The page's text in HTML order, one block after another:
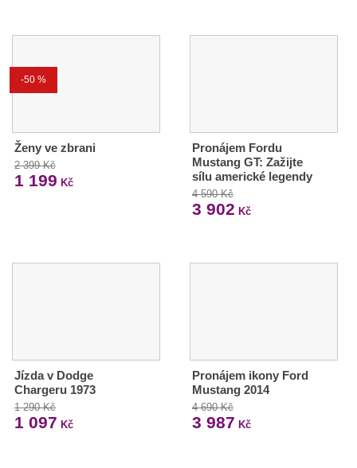
-50 %
Ženy ve zbrani
2 399 Kč
1 199 Kč
Pronájem Fordu
Mustang GT: Zažijte
sílu americké legendy
4 590 Kč
3 902 Kč
Jízda v Dodge
Chargeru 1973
1 290 Kč
1 097 Kč
Pronájem ikony Ford
Mustang 2014
4 690 Kč
3 987 Kč